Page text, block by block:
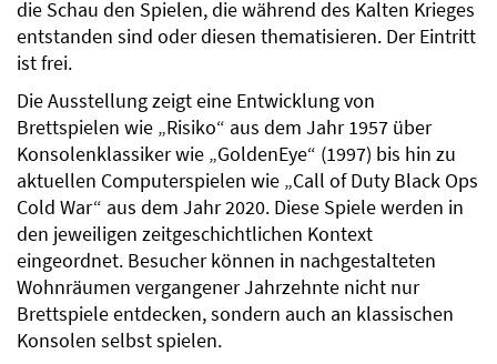
die Schau den Spielen, die während des Kalten Krieges
entstanden sind oder diesen thematisieren. Der Eintritt
ist frei.
Die Ausstellung zeigt eine Entwicklung von
Brettspielen wie „Risiko“ aus dem Jahr 1957 über
Konsolenklassiker wie „GoldenEye“ (1997) bis hin zu
aktuellen Computerspielen wie „Call of Duty Black Ops
Cold War“ aus dem Jahr 2020. Diese Spiele werden in
den jeweiligen zeitgeschichtlichen Kontext
eingeordnet. Besucher können in nachgestalteten
Wohnräumen vergangener Jahrzehnte nicht nur
Brettspiele entdecken, sondern auch an klassischen
Konsolen selbst spielen.